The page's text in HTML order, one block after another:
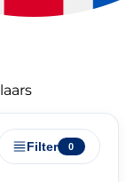
Filter 0